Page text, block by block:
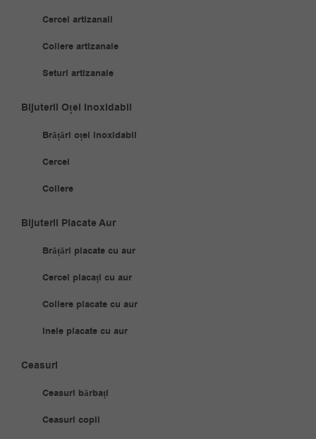
Cercei artizanali
Coliere artizanale
Seturi artizanale
Bijuterii Oțel Inoxidabil
Brățări oțel inoxidabil
Cercei
Coliere
Bijuterii Placate Aur
Brățări placate cu aur
Cercei placați cu aur
Coliere placate cu aur
Inele placate cu aur
Ceasuri
Ceasuri bărbați
Ceasuri copii